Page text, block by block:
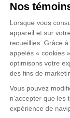
ET
Location